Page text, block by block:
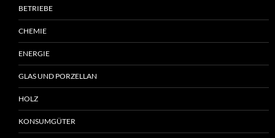
BETRIEBE
CHEMIE
ENERGIE
GLAS UND PORZELLAN
HOLZ
KONSUMGÜTER